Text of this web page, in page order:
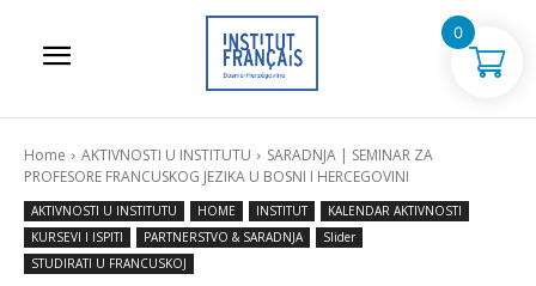
Home AKTIVNOSTI U INSTITUTU
SARADNJA | SEMINAR ZA
PROFESORE FRANCUSKOG JEZIKA U BOSNI I HERCEGOVINI
AKTIVNOSTI U INSTITUTU HOME INSTITUT
KALENDAR AKTIVNOSTI
KURSEVI I ISPITI
PARTNERSTVO & SARADNJA
Slider
STUDIRATI U FRANCUSKOJ
0